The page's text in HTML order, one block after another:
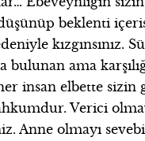
beklenti
kızgınsınız.
bulunan ama
insan elbette sizin
Verici
Anne olmayı